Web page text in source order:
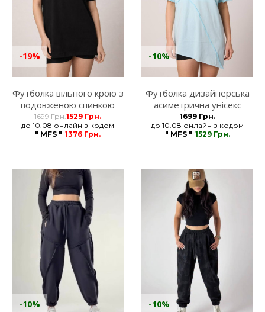
Футболка вільного крою з
подовженою спинкою
унісекс чорна MFStore
1699 Грн.1529 Грн.
до 10.08 онлайн з кодом
" MFS " 1376 Грн.
-19%
Футболка дизайнерська
асиметрична унісекс
блакитна MFStore
1699 Грн.
до 10.08 онлайн з кодом
" MFS " 1529 Грн.
-10%
-10% -10%